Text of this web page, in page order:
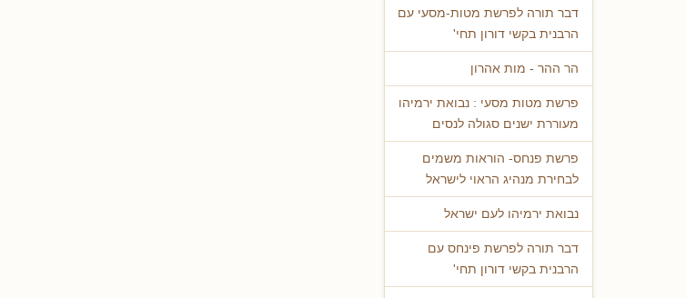
דבר תורה לפרשת מטות-מסעי עם
הרבנית בקשי דורון תחי'
הר ההר - מות אהרון
פרשת מטות מסעי : נבואת ירמיהו
מעוררת ישנים סגולה לנסים
פרשת פנחס- הוראות משמים
לבחירת מנהיג הראוי לישראל
נבואת ירמיהו לעם ישראל
דבר תורה לפרשת פינחס עם
הרבנית בקשי דורון תחי'